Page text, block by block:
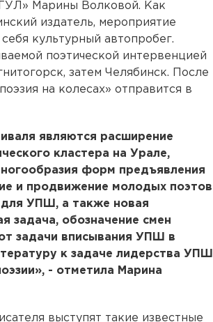
Марины Волковой. Как
издатель, мероприятие
культурный автопробег.
поэтической интервенцией
затем Челябинск. После
на колесах» отправится в
являются расширение
кластера на Урале,
форм предъявления
и продвижение молодых поэтов
для УПШ, а также новая
задача, обозначение смен
задачи вписывания УПШ в
к задаче лидерства УПШ
- отметила Марина
выступят такие известные